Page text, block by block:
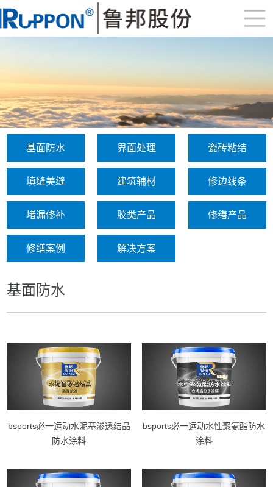
基面防水 界面处理 瓷砖粘结
填缝美缝 建筑辅材 修边线条
堵漏修补 胶类产品 修缮产品
修缮案例 解决方案
基面防水
bsports必一运动水泥基渗透结晶
防水涂料
bsports必一运动水性聚氨酯防水
涂料